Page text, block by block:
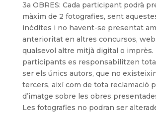
3a OBRES: Cada participant podrà
màxim de 2 fotografies, sent
inèdites i no havent-se presentat
anterioritat en altres concursos,
qualsevol altre mitjà digital o imprès.
participants es responsabilitzen
ser els únics autors, que no
tercers, així com de tota reclamació
d’imatge sobre les obres
Les fotografies no podran ser